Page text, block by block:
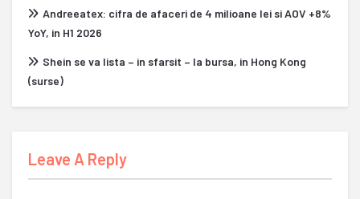
Andreeatex: cifra de afaceri de 4 milioane lei si AOV +8%
YoY, in H1 2026
Shein se va lista – in sfarsit – la bursa, in Hong Kong
(surse)
Leave A Reply